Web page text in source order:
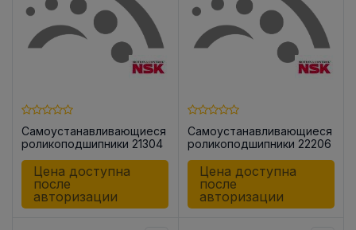
Самоустанавливающиеся
роликоподшипники 21304
Цена доступна
после
авторизации
Самоустанавливающиеся
роликоподшипники 22206
Цена доступна
после
авторизации